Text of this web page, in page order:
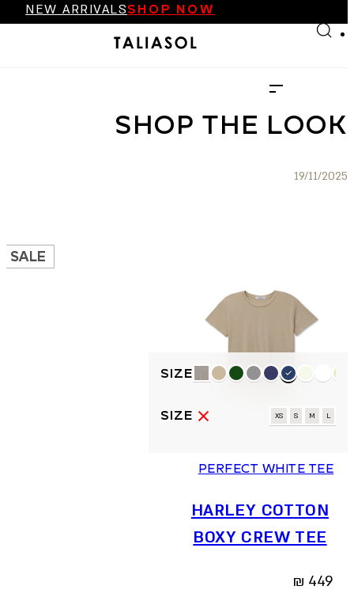
Skip to main content
NEW ARRIVALSSHOP NOW
NEW ARRIVALSSHOP NOW
SHOP THE LOOK
19/11/2025
מספר
לבחור
האפשרויות
המוצר
XS S M L
PERFECT WHITE TEE
HARLEY COTTON
BOXY CREW TEE
449
₪
SALE